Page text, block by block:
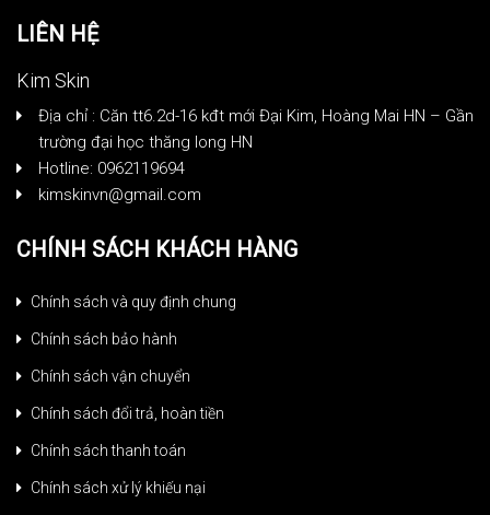
LIÊN HỆ
Kim Skin
Địa chỉ : Căn tt6.2d-16 kđt mới Đại Kim, Hoàng Mai HN – Gần
trường đại học thăng long HN
Hotline: 0962119694
kimskinvn@gmail.com
CHÍNH SÁCH KHÁCH HÀNG
Chính sách và quy định chung
Chính sách bảo hành
Chính sách vận chuyển
Chính sách đổi trả, hoàn tiền
Chính sách thanh toán
Chính sách xử lý khiếu nại